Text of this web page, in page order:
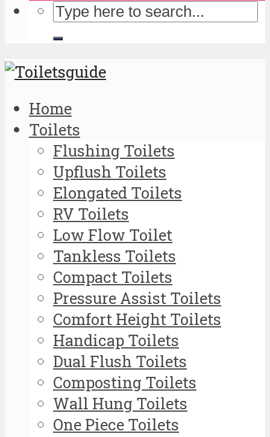
Home
Toilets
Flushing Toilets
Upflush Toilets
Elongated Toilets
RV Toilets
Low Flow Toilet
Tankless Toilets
Compact Toilets
Pressure Assist Toilets
Comfort Height Toilets
Handicap Toilets
Dual Flush Toilets
Composting Toilets
Wall Hung Toilets
One Piece Toilets